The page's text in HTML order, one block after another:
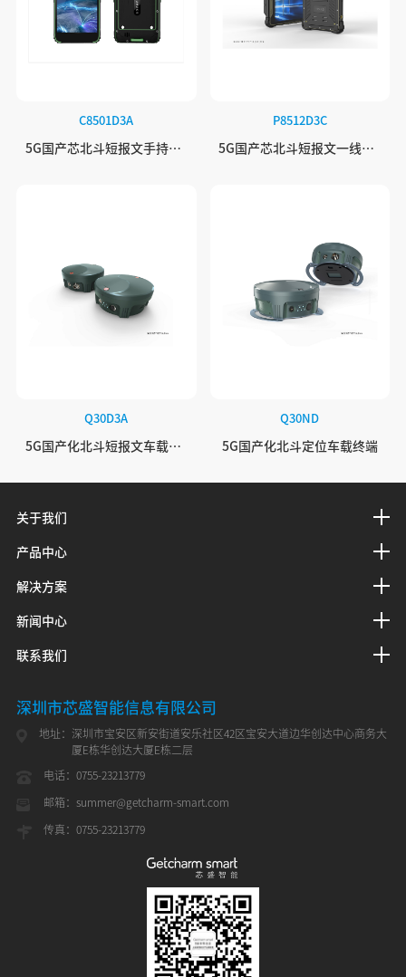
C8501D3A
5G国产芯北斗短报文手持终端
P8512D3C
5G国产芯北斗短报文一线通三防平板
Q30D3A
5G国产化北斗短报文车载终端
Q30ND
5G国产化北斗定位车载终端
深圳市芯盛智能信息有限公司
地址： 深圳市宝安区新安街道安乐社区42区宝安大道边华创达中心商务大
厦E栋华创达大厦E栋二层
电话： 0755-23213779
邮箱： summer@getcharm-smart.com
传真： 0755-23213779
关于我们
产品中心
解决方案
新闻中心
联系我们